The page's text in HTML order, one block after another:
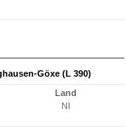
Göxe (L 390)
Land
NI